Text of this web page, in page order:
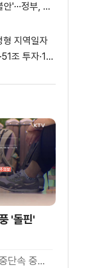
'···정부, 금
형 지역일자
조 투자·13
'돌핀'
'26년 사이버성폭력 집중단속 중간성과 발표···향후 추진계획은?